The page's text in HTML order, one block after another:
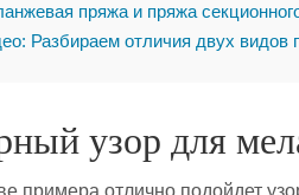
пряжа и пряжа
Разбираем отличия двух видов
узор для
примера отлично подойдет